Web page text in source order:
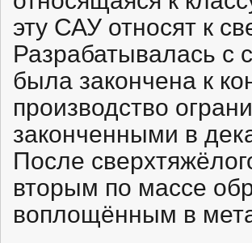
эту САУ относят к
Разрабатывалась с
была закончена к
производство
законченными в
После
вторым по массе
воплощённым в